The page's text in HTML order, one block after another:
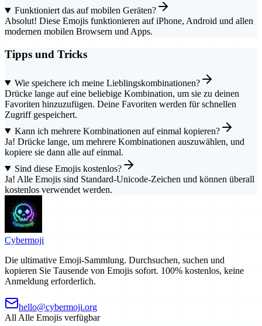
Funktioniert das auf mobilen Geräten?
Absolut! Diese Emojis funktionieren auf iPhone, Android und allen
modernen mobilen Browsern und Apps.
Tipps und Tricks
Wie speichere ich meine Lieblingskombinationen?
Drücke lange auf eine beliebige Kombination, um sie zu deinen
Favoriten hinzuzufügen. Deine Favoriten werden für schnellen
Zugriff gespeichert.
Kann ich mehrere Kombinationen auf einmal kopieren?
Ja! Drücke lange, um mehrere Kombinationen auszuwählen, und
kopiere sie dann alle auf einmal.
Sind diese Emojis kostenlos?
Ja! Alle Emojis sind Standard-Unicode-Zeichen und können überall
kostenlos verwendet werden.
Cybermoji
Die ultimative Emoji-Sammlung. Durchsuchen, suchen und
kopieren Sie Tausende von Emojis sofort. 100% kostenlos, keine
Anmeldung erforderlich.
hello@cybermoji.org
All Alle Emojis verfügbar